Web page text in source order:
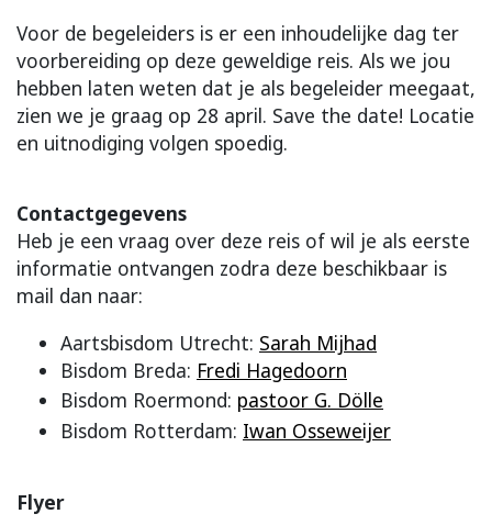
Voor de begeleiders is er een inhoudelijke dag ter
voorbereiding op deze geweldige reis. Als we jou
hebben laten weten dat je als begeleider meegaat,
zien we je graag op 28 april. Save the date! Locatie
en uitnodiging volgen spoedig.
Contactgegevens
Heb je een vraag over deze reis of wil je als eerste
informatie ontvangen zodra deze beschikbaar is
mail dan naar:
Aartsbisdom Utrecht: Sarah Mijhad
Bisdom Breda: Fredi Hagedoorn
Bisdom Roermond: pastoor G. Dölle
Bisdom Rotterdam: Iwan Osseweijer
Flyer